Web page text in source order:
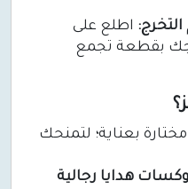
اطلع على
بقطعة تجمع
بعناية؛ لتمنحك
هدايا رجالية